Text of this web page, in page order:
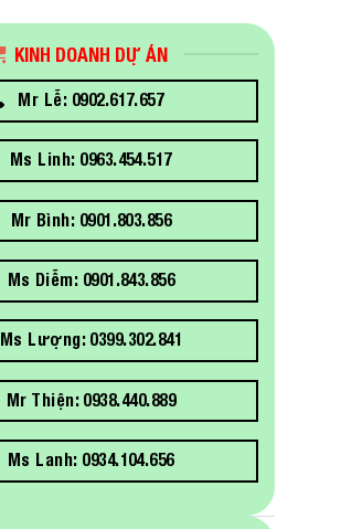
KINH DOANH DỰ ÁN
Mr Lễ: 0902.617.657
Ms Linh: 0963.454.517
Mr Bình: 0901.803.856
Ms Diễm: 0901.843.856
Ms Lượng: 0399.302.841
Mr Thiện: 0938.440.889
Ms Lanh: 0934.104.656